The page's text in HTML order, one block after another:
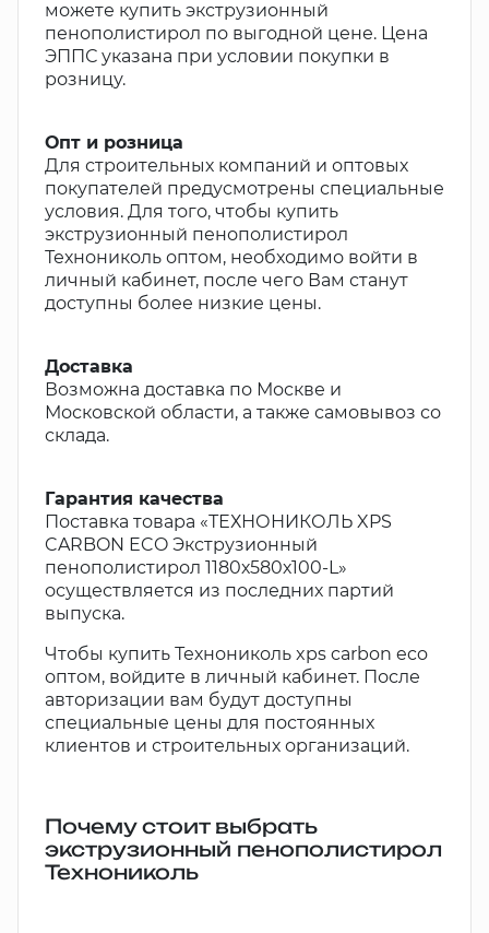
можете купить экструзионный
пенополистирол по выгодной цене. Цена
ЭППС указана при условии покупки в
розницу.
Опт и розница
Для строительных компаний и оптовых
покупателей предусмотрены специальные
условия. Для того, чтобы купить
экструзионный пенополистирол
Технониколь оптом, необходимо войти в
личный кабинет, после чего Вам станут
доступны более низкие цены.
Доставка
Возможна доставка по Москве и
Московской области, а также самовывоз со
склада.
Гарантия качества
Поставка товара «ТЕХНОНИКОЛЬ XPS
CARBON ECO Экструзионный
пенополистирол 1180х580х100-L»
осуществляется из последних партий
выпуска.
Чтобы купить Технониколь xps carbon eco
оптом, войдите в личный кабинет. После
авторизации вам будут доступны
специальные цены для постоянных
клиентов и строительных организаций.
Почему стоит выбрать
экструзионный пенополистирол
Технониколь